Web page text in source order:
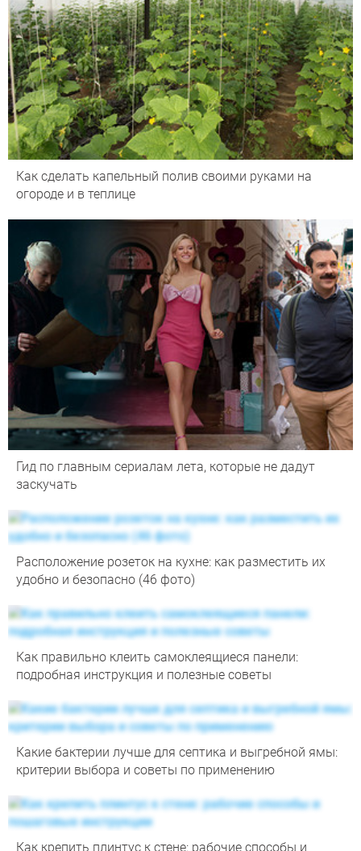
Как сделать капельный полив своими руками на
огороде и в теплице
Гид по главным сериалам лета, которые не дадут
заскучать
Расположение розеток на кухне: как разместить их
удобно и безопасно (46 фото)
Как правильно клеить самоклеящиеся панели:
подробная инструкция и полезные советы
Какие бактерии лучше для септика и выгребной ямы:
критерии выбора и советы по применению
Как крепить плинтус к стене: рабочие способы и